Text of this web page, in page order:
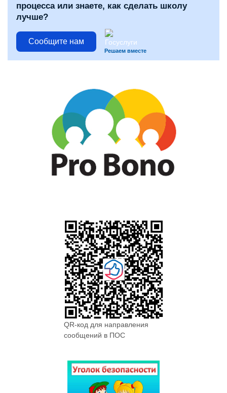
процесса или знаете, как сделать школу
лучше?
Сообщите нам
Решаем вместе
QR-код для направления
сообщений в ПОС